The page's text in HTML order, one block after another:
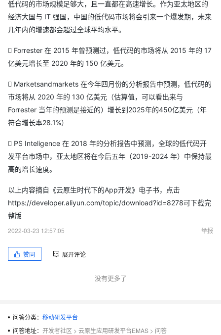
低代码的市场规模足够大，且一直都在高速增长。作为亚太地区的
经济大国与 IT 强国，中国的低代码市场将会引来一个爆发期，未来
几年内的增速都会超过全球平均水平。
 Forrester 在 2015 年曾预测过，低代码的市场将从 2015 年的 17
亿美元增长至 2020 年的 150 亿美元。
 Marketsandmarkets 在今年四月份的分析报告中预测，低代码的
市场将从 2020 年的 130 亿美元（估算值，可以看出来与
Forrester 当年的预测是接近的）增长到2025年的450亿美元（年
符合增长率28.1%）
 PS Inteligence 在 2018 年的分析报告中预测，全球的低代码开
发平台市场中，亚太地区将在今后五年（2019-2024 年）中保持最
高的增长速度。
以上内容摘自《云原生时代下的App开发》电子书，点击
https://developer.aliyun.com/topic/download?id=8278可下载完
整版
2022-03-23 12:57:05
举报
赞同 展开评论
没有更多了
问答分类： 移动研发平台
问答地址： 开发者社区 > 云原生应用研发平台EMAS > 问答